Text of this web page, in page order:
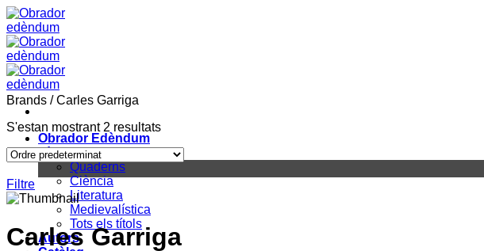
Skip
to
content
Obrador Edèndum
Títols
Quaderns
Ciència
Literatura
Medievalística
Tots els títols
Autors
Brands /Carles Garriga
S'estan mostrant 2 resultats
Filtre
Carles Garriga